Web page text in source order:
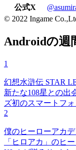
公式X
© 2022 Ingame
Androidの週
1
幻想水滸伝 STAR
新たな108星との出
ズ初のスマートフ
2
僕のヒーローアカ
「ヒロアカ」のヒ